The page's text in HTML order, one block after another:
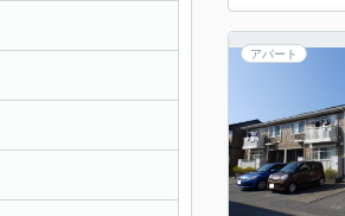
アパート